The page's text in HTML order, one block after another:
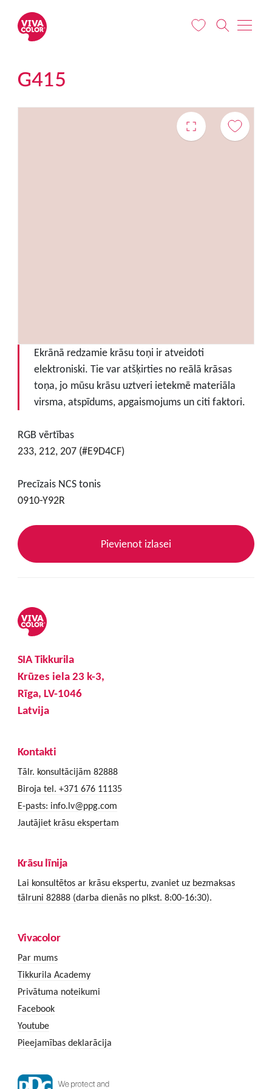
G415
Ekrānā redzamie krāsu toņi ir atveidoti
elektroniski. Tie var atšķirties no reālā krāsas
toņa, jo mūsu krāsu uztveri ietekmē materiāla
virsma, atspīdums, apgaismojums un citi faktori.
RGB vērtības
233, 212, 207 (#E9D4CF)
Precīzais NCS tonis
0910-Y92R
Pievienot izlasei
SIA Tikkurila
Krūzes iela 23 k-3,
Rīga, LV-1046
Latvija
Kontakti
Tālr. konsultācijām 82888
Biroja tel. +371 676 11135
E-pasts: info.lv@ppg.com
Jautājiet krāsu ekspertam
Krāsu līnija
Lai konsultētos ar krāsu ekspertu, zvaniet uz bezmaksas
tālruni 82888 (darba dienās no plkst. 8:00-16:30).
Vivacolor
Par mums
Tikkurila Academy
Privātuma noteikumi
Facebook
Youtube
Pieejamības deklarācija